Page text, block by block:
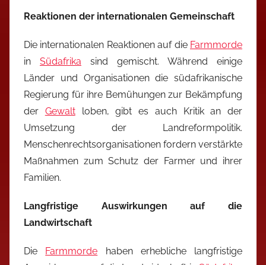
Reaktionen der internationalen Gemeinschaft
Die internationalen Reaktionen auf die Farmmorde
in Südafrika sind gemischt. Während einige
Länder und Organisationen die südafrikanische
Regierung für ihre Bemühungen zur Bekämpfung
der Gewaltloben, gibt es auch Kritik an der
Umsetzung der Landreformpolitik.
Menschenrechtsorganisationen fordern verstärkte
Maßnahmen zum Schutz der Farmer und ihrer
Familien.
Langfristige Auswirkungen auf die
Landwirtschaft
Die Farmmorde haben erhebliche langfristige